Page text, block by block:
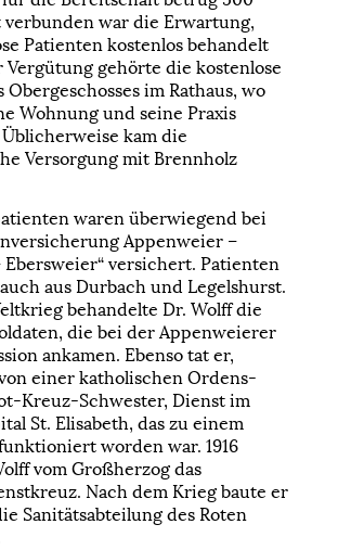
verbunden war die Erwartung,
Patienten kostenlos behandelt
gehörte die kostenlose
im Rathaus, wo
Wohnung und seine Praxis
kam die
Versorgung mit Brennholz
waren überwiegend bei
Appenweier –
Ebersweier“ versichert. Patienten
aus Durbach und Legelshurst.
behandelte Dr. Wolff die
die bei der Appenweierer
ankamen. Ebenso tat er,
einer katholischen Ordens-
Kreuz-Schwester, Dienst im
St. Elisabeth, das zu einem
worden war. 1916
vom Großherzog das
Nach dem Krieg baute er
Sanitätsabteilung des Roten